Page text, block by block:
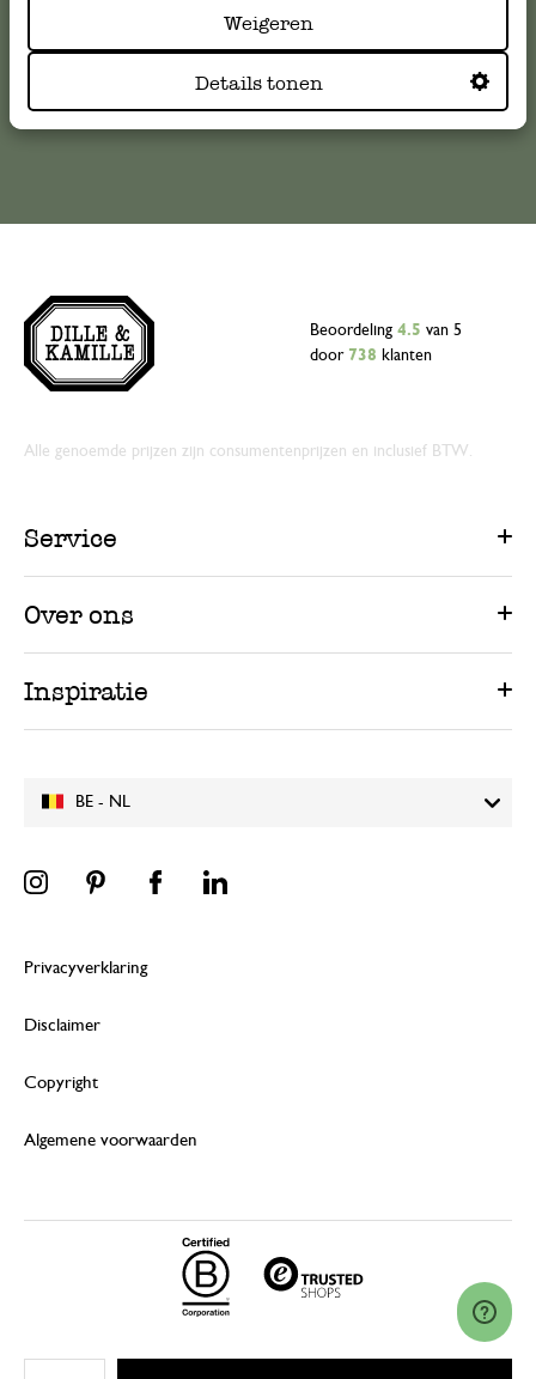
Weigeren
Details tonen
klantenservice@dille-kamille.com
Online Klantenservice
BE - NL
Beoordeling 4.5 van 5
door 738 klanten
Alle genoemde prijzen zijn consumentenprijzen en inclusief BTW.
Service
Over ons
Inspiratie
Privacyverklaring
Disclaimer
Copyright
Algemene voorwaarden
© 2026 Dille & Kamille (Nederland) B.V.